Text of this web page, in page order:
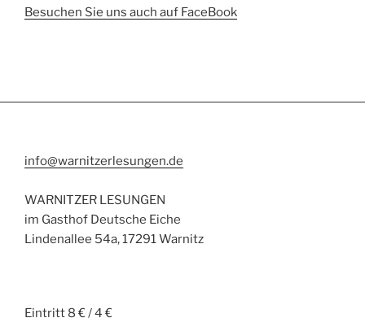
Besuchen Sie uns auch auf FaceBook
info@warnitzerlesungen.de
WARNITZER LESUNGEN
im Gasthof Deutsche Eiche
Lindenallee 54a, 17291 Warnitz
Eintritt 8 € / 4 €